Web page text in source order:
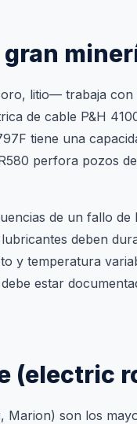
litio— trabaja con
de cable P&H
tiene una
perfora pozos
de un fallo
deben
y temperatura
estar
(electric
Marion) son los